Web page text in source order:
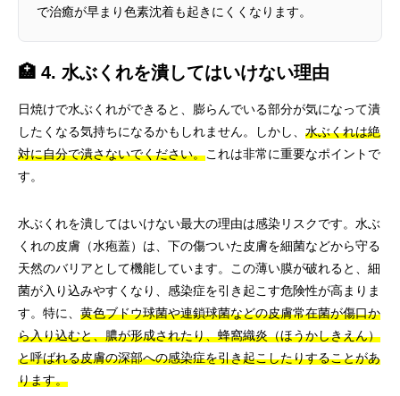
で治癒が早まり色素沈着も起きにくくなります。
🏥 4. 水ぶくれを潰してはいけない理由
日焼けで水ぶくれができると、膨らんでいる部分が気になって潰
したくなる気持ちになるかもしれません。しかし、 水ぶくれは絶
対に自分で潰さないでください。これは非常に重要なポイントで
す。
水ぶくれを潰してはいけない最大の理由は感染リスクです。水ぶ
くれの皮膚（水疱蓋）は、下の傷ついた皮膚を細菌などから守る
天然のバリアとして機能しています。この薄い膜が破れると、細
菌が入り込みやすくなり、感染症を引き起こす危険性が高まりま
す。特に、 黄色ブドウ球菌や連鎖球菌などの皮膚常在菌が傷口か
ら入り込むと、膿が形成されたり、蜂窩織炎（ほうかしきえん）
と呼ばれる皮膚の深部への感染症を引き起こしたりすることがあ
ります。